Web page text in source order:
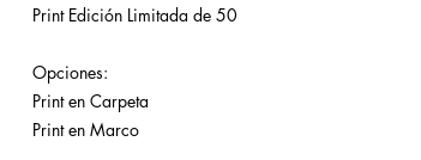
Print Edición Limitada de 50
Opciones:
Print en Carpeta
Print en Marco